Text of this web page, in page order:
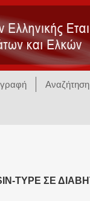
Αναζήτηση
TYPE ΣΕ